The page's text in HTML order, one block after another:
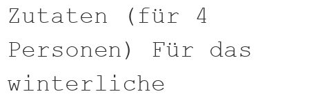
Zutaten (für 4
Personen) Für das
winterliche